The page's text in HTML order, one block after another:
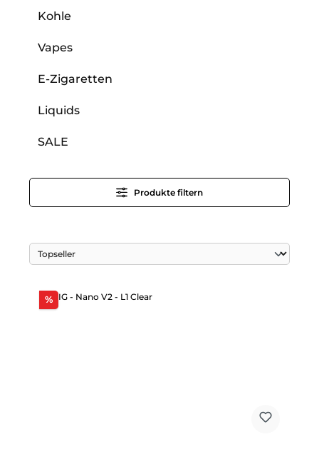
Kohle
Vapes
E-Zigaretten
Liquids
SALE
Produkte filtern
%Rabatt